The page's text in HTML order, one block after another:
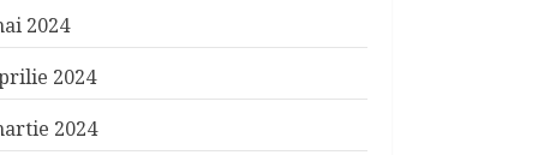
2024
2024
2024